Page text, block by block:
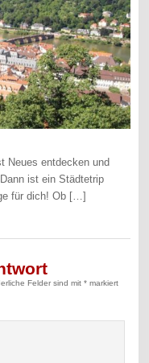
Neues entdecken und
ist ein Städtetrip
für dich! Ob […]
Felder sind mit* markiert